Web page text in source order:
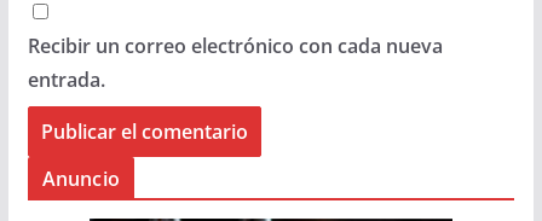
Recibir un correo electrónico con cada nueva
entrada.
Anuncio